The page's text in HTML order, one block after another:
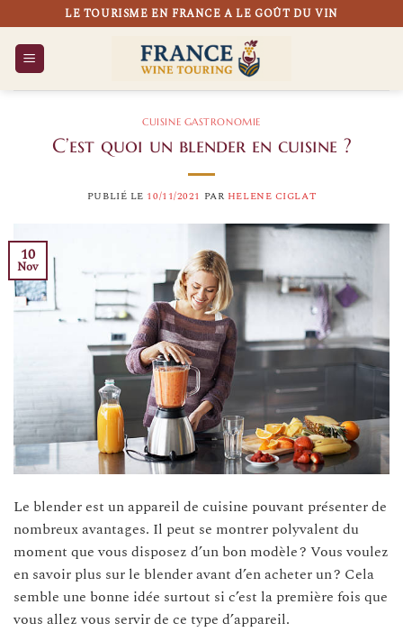
au
contenu
LE TOURISME EN FRANCE A LE GOÛT DU VIN
CUISINE GASTRONOMIE
C’est quoi un blender en cuisine ?
PUBLIÉ LE 10/11/2021 PAR HELENE CIGLAT
10
Nov
Le blender est un appareil de cuisine pouvant présenter de
nombreux avantages. Il peut se montrer polyvalent du
moment que vous disposez d’un bon modèle ? Vous voulez
en savoir plus sur le blender avant d’en acheter un ? Cela
semble une bonne idée surtout si c’est la première fois que
vous allez vous servir de ce type d’appareil.